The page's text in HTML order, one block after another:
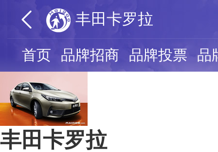
丰田卡罗拉
首页 品牌招商 品牌投票 品
丰田卡罗拉